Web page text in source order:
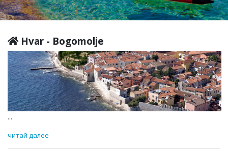
Hvar - Bogomolje
...
читай далее